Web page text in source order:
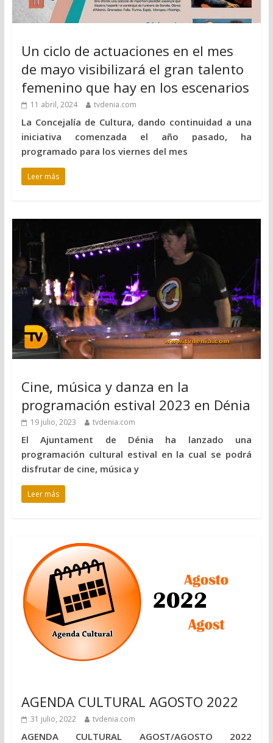
Un ciclo de actuaciones en el mes
de mayo visibilizará el gran talento
femenino que hay en los escenarios
11 abril, 2024 tvdenia.com
La Concejalía de Cultura, dando continuidad a una
iniciativa comenzada el año pasado, ha
programado para los viernes del mes
Leer más
Cine, música y danza en la
programación estival 2023 en Dénia
19 julio, 2023 tvdenia.com
El Ajuntament de Dénia ha lanzado una
programación cultural estival en la cual se podrá
disfrutar de cine, música y
Leer más
AGENDA CULTURAL AGOSTO 2022
31 julio, 2022 tvdenia.com
AGENDA CULTURAL AGOST/AGOSTO 2022